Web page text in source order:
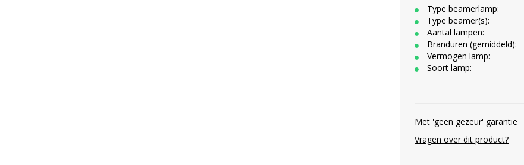
Type beamerlamp:
Type beamer(s):
Aantal lampen:
Branduren (gemiddeld):
Vermogen lamp:
Soort lamp:
Met 'geen gezeur' garantie
Vragen over dit product?